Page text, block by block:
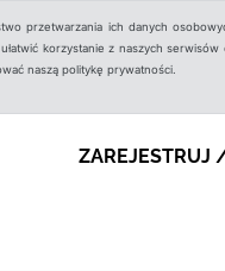
przetwarzania ich danych
korzystanie z naszych
naszą politykę prywatności.
ZAREJESTRUJ